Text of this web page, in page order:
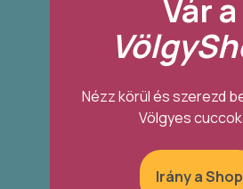
Vár a
Nézz körül és szerezd
Völgyes
Irány a Shop